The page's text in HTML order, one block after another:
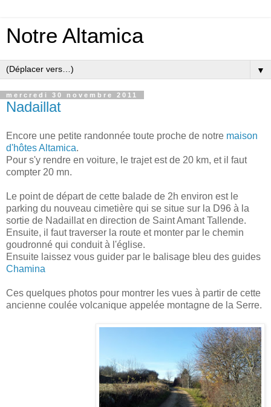
Notre Altamica
▼
mercredi 30 novembre 2011
Nadaillat
Encore une petite randonnée toute proche de notre maison
d'hôtes Altamica.
Pour s'y rendre en voiture, le trajet est de 20 km, et il faut
compter 20 mn.
Le point de départ de cette balade de 2h environ est le
parking du nouveau cimetière qui se situe sur la D96 à la
sortie de Nadaillat en direction de Saint Amant Tallende.
Ensuite, il faut traverser la route et monter par le chemin
goudronné qui conduit à l'église.
Ensuite laissez vous guider par le balisage bleu des guides
Chamina
Ces quelques photos pour montrer les vues à partir de cette
ancienne coulée volcanique appelée montagne de la Serre.